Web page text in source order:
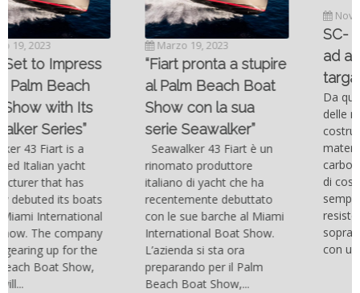
Marzo 19, 2023
“Fiart pronta a stupire
al Palm Beach Boat
Show con la sua
serie Seawalker”
Seawalker 43 Fiart è un
rinomato produttore
italiano di yacht che ha
recentemente debuttato
con le sue barche al Miami
International Boat Show.
L’azienda si sta ora
preparando per il Palm
Beach Boat Show,...
Novembre 6, 2022
SC- 46 il catamarano
ad alte prestazioni
targato Outerlimits.
Da quando lo sviluppo
delle moderne tecnologie
costruttive e dei nuovi
materiali come la fibra di
carbonio hanno consentito
di costruire catamarani
sempre più belli, compatti,
resistenti, leggeri e
soprattutto stabili veloci
con una manovrabilità...